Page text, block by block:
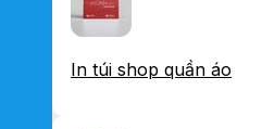
In túi shop quần áo